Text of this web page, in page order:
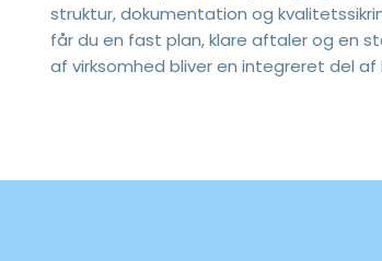
struktur, dokumentation og
får du en fast plan, klare aftaler og en
af virksomhed bliver en integreret del